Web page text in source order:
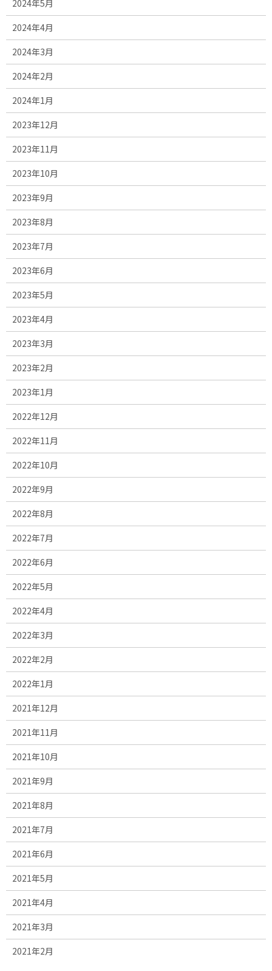
2024年5月
2024年4月
2024年3月
2024年2月
2024年1月
2023年12月
2023年11月
2023年10月
2023年9月
2023年8月
2023年7月
2023年6月
2023年5月
2023年4月
2023年3月
2023年2月
2023年1月
2022年12月
2022年11月
2022年10月
2022年9月
2022年8月
2022年7月
2022年6月
2022年5月
2022年4月
2022年3月
2022年2月
2022年1月
2021年12月
2021年11月
2021年10月
2021年9月
2021年8月
2021年7月
2021年6月
2021年5月
2021年4月
2021年3月
2021年2月